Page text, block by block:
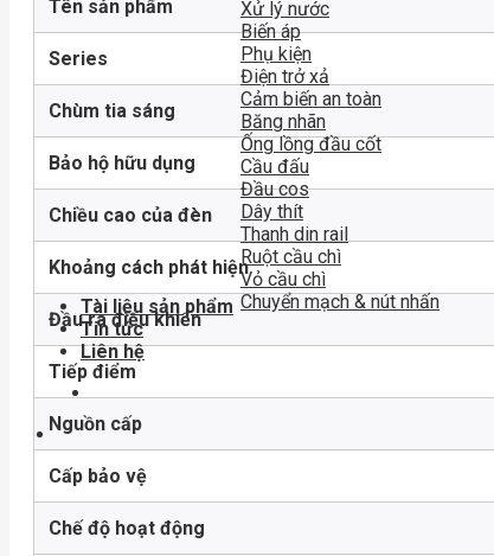
Xử lý nước
Biến áp
Phụ kiện
Điện trở xả
Cảm biến an toàn
Băng nhãn
Ống lồng đầu cốt
Cầu đấu
Đầu cos
Dây thít
Thanh din rail
Ruột cầu chì
Vỏ cầu chì
Chuyển mạch & nút nhấn
Tài liệu sản phẩm
Tin tức
Liên hệ
Tên sản phẩm
Series
Chùm tia sáng
Bảo hộ hữu dụng
Chiều cao của đèn
Khoảng cách phát hiện
Đầu ra điều khiển
Tiếp điểm
Nguồn cấp
Cấp bảo vệ
Chế độ hoạt động